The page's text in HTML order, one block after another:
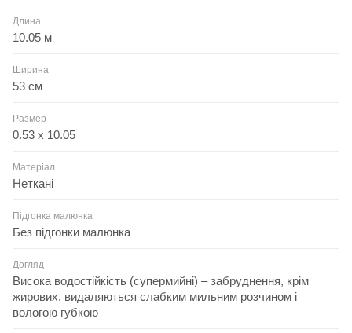
Длина
10.05 м
Ширина
53 см
Размер
0.53 x 10.05
Матеріал
Неткані
Підгонка малюнка
Без підгонки малюнка
Догляд
Висока водостійкість (супермийні) – забруднення, крім
жирових, видаляються слабким мильним розчином і
вологою губкою